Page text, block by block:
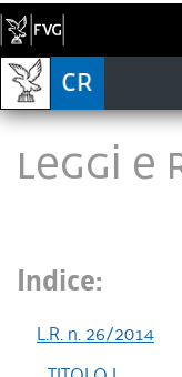
LEGGI E
Indice:
L.R. n. 26/2014